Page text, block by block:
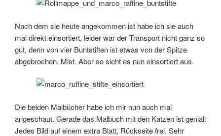
Nach dem sie heute angekommen ist habe ich sie auch
mal direkt einsortiert, leider war der Transport nicht ganz so
gut, denn von vier Buntstiften ist etwas von der Spitze
abgebrochen. Mist. Aber so sieht es nun einsortiert aus.
Die beiden Malbücher habe ich mir nun auch mal
angeschaut. Gerade das Malbuch mit den Katzen ist genial:
Jedes Bild auf einem extra Blatt, Rückseite frei. Sehr